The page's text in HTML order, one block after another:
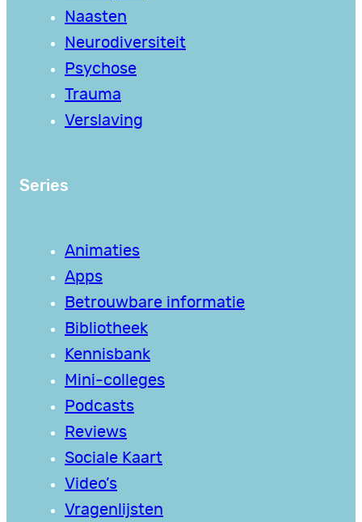
Naasten
Neurodiversiteit
Psychose
Trauma
Verslaving
Series
Animaties
Apps
Betrouwbare informatie
Bibliotheek
Kennisbank
Mini-colleges
Podcasts
Reviews
Sociale Kaart
Video’s
Vragenlijsten